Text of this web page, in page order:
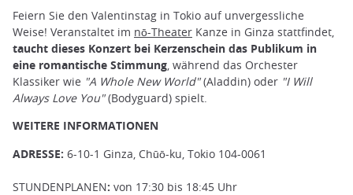
Feiern Sie den Valentinstag in Tokio auf unvergessliche
Weise! Veranstaltet im nō-Theater Kanze in Ginza stattfindet,
taucht dieses Konzert bei Kerzenschein das Publikum in
eine romantische Stimmung, während das Orchester
Klassiker wie "A Whole New World"(Aladdin) oder "I Will
Always Love You"(Bodyguard) spielt.
WEITERE INFORMATIONEN
ADRESSE: 6-10-1 Ginza, Chūō-ku, Tokio 104-0061
STUNDENPLANEN: von 17:30 bis 18:45 Uhr